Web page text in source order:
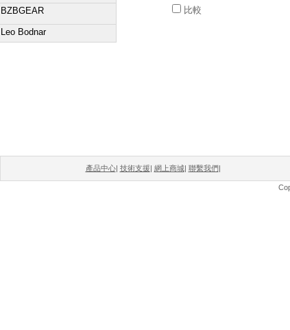
BZBGEAR
Leo Bodnar
比較
產品中心| 技術支援| 網上商城| 聯繫我們| 服務熱線：